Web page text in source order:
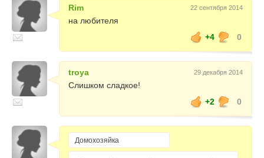
Rim 22 сентября 2014
на любителя
+4
0
troya 29 декабря 2014
Слишком сладкое!
+2
0